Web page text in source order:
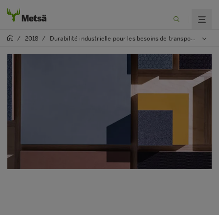
/ 2018 / Durabilité industrielle pour les besoins de transport et de construction